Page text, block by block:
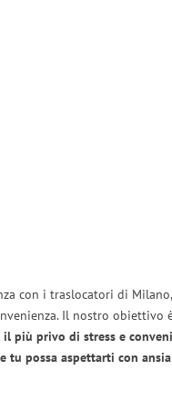
con i traslocatori di
Il nostro obiettivo
più privo di stress e
tu possa aspettarti con